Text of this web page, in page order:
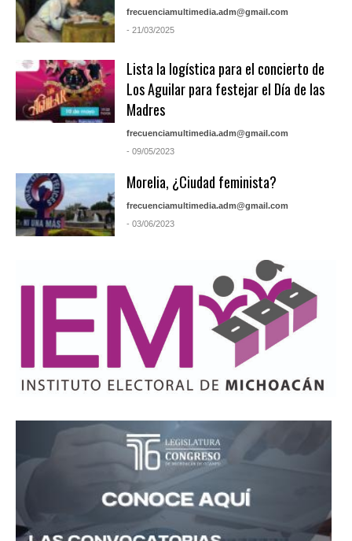
frecuenciamultimedia.adm@gmail.com
- 21/03/2025
Lista la logística para el concierto de
Los Aguilar para festejar el Día de las
Madres
frecuenciamultimedia.adm@gmail.com
- 09/05/2023
Morelia, ¿Ciudad feminista?
frecuenciamultimedia.adm@gmail.com
- 03/06/2023